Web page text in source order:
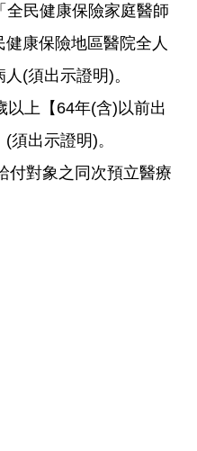
全民健康保險家庭醫師
康保險地區醫院全人
(須出示證明)。
以上【64年(含)以前出
(須出示證明)。
付對象之同次預立醫療